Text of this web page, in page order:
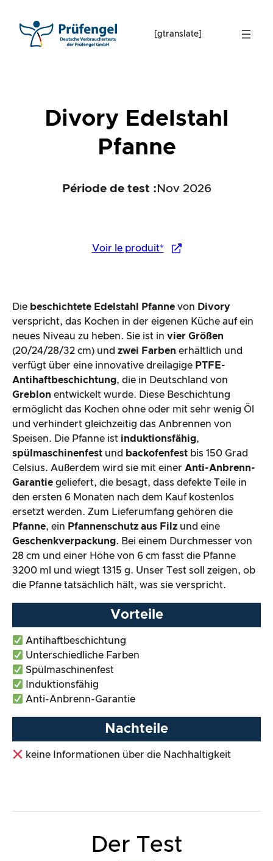
content
[gtranslate]
Divory Edelstahl
Pfanne
Période de test : Nov 2026
Voir le produit*
Die beschichtete Edelstahl Pfanne von Divory
verspricht, das Kochen in der eigenen Küche auf ein
neues Niveau zu heben. Sie ist in vier Größen
(20/24/28/32 cm) und zwei Farben erhältlich und
verfügt über eine innovative dreilagige PTFE-
Antihaftbeschichtung, die in Deutschland von
Greblon entwickelt wurde. Diese Beschichtung
ermöglicht das Kochen ohne oder mit sehr wenig Öl
und verhindert gleichzeitig das Anbrennen von
Speisen. Die Pfanne ist induktionsfähig,
spülmaschinenfest und backofenfest bis 150 Grad
Celsius. Außerdem wird sie mit einer Anti-Anbrenn-
Garantie geliefert, die besagt, dass defekte Teile in
den ersten 6 Monaten nach dem Kauf kostenlos
ersetzt werden. Zum Lieferumfang gehören die
Pfanne, ein Pfannenschutz aus Filz und eine
Geschenkverpackung. Bei einem Durchmesser von
28 cm und einer Höhe von 6 cm fasst die Pfanne
3200 ml und wiegt 1315 g. Unser Test soll zeigen, ob
die Pfanne tatsächlich hält, was sie verspricht.
Vorteile
Antihaftbeschichtung
Unterschiedliche Farben
Spülmaschinenfest
Induktionsfähig
Anti-Anbrenn-Garantie
Nachteile
keine Informationen über die Nachhaltigkeit
Der Test